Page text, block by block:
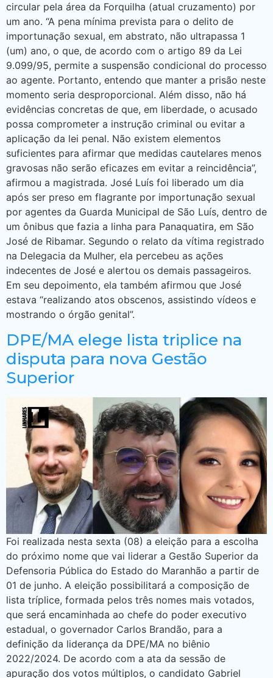
circular pela área da Forquilha (atual cruzamento) por
um ano. “A pena mínima prevista para o delito de
importunação sexual, em abstrato, não ultrapassa 1
(um) ano, o que, de acordo com o artigo 89 da Lei
9.099/95, permite a suspensão condicional do processo
ao agente. Portanto, entendo que manter a prisão neste
momento seria desproporcional. Além disso, não há
evidências concretas de que, em liberdade, o acusado
possa comprometer a instrução criminal ou evitar a
aplicação da lei penal. Não existem elementos
suficientes para afirmar que medidas cautelares menos
gravosas não serão eficazes em evitar a reincidência”,
afirmou a magistrada. José Luís foi liberado um dia
após ser preso em flagrante por importunação sexual
por agentes da Guarda Municipal de São Luís, dentro de
um ônibus que fazia a linha para Panaquatira, em São
José de Ribamar. Segundo o relato da vítima registrado
na Delegacia da Mulher, ela percebeu as ações
indecentes de José e alertou os demais passageiros.
Em seu depoimento, ela também afirmou que José
estava “realizando atos obscenos, assistindo vídeos e
mostrando o órgão genital”.
DPE/MA elege lista triplice na
disputa para nova Gestão
Superior
Foi realizada nesta sexta (08) a eleição para a escolha
do próximo nome que vai liderar a Gestão Superior da
Defensoria Pública do Estado do Maranhão a partir de
01 de junho. A eleição possibilitará a composição de
lista tríplice, formada pelos três nomes mais votados,
que será encaminhada ao chefe do poder executivo
estadual, o governador Carlos Brandão, para a
definição da liderança da DPE/MA no biênio
2022/2024. De acordo com a ata da sessão de
apuração dos votos múltiplos, o candidato Gabriel